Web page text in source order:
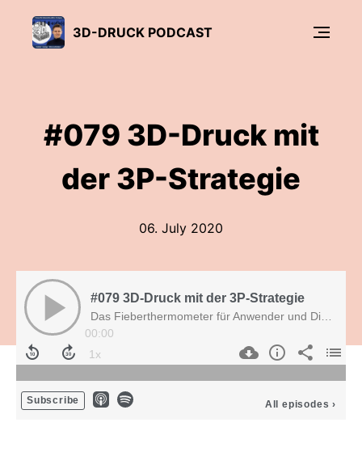
3D-DRUCK PODCAST
#079 3D-Druck mit
der 3P-Strategie
06. July 2020
#079 3D-Druck mit der 3P-Strategie
00:00
Subscribe All episodes ›